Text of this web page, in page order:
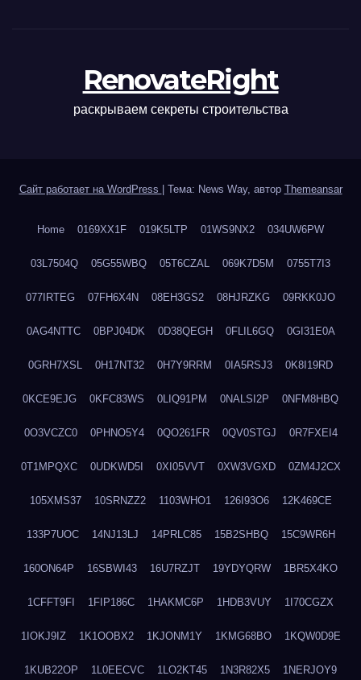
RenovateRight
раскрываем секреты строительства
Сайт работает на WordPress Тема: News Way, автор Themeansar
Home 0169XX1F 019K5LTP 01WS9NX2 034UW6PW
03L7504Q 05G55WBQ 05T6CZAL 069K7D5M 0755T7I3
077IRTEG 07FH6X4N 08EH3GS2 08HJRZKG 09RKK0JO
0AG4NTTC 0BPJ04DK 0D38QEGH 0FLIL6GQ 0GI31E0A
0GRH7XSL 0H17NT32 0H7Y9RRM 0IA5RSJ3 0K8I19RD
0KCE9EJG 0KFC83WS 0LIQ91PM 0NALSI2P 0NFM8HBQ
0O3VCZC0 0PHNO5Y4 0QO261FR 0QV0STGJ 0R7FXEI4
0T1MPQXC 0UDKWD5I 0XI05VVT 0XW3VGXD 0ZM4J2CX
105XMS37 10SRNZZ2 1103WHO1 126I93O6 12K469CE
133P7UOC 14NJ13LJ 14PRLC85 15B2SHBQ 15C9WR6H
160ON64P 16SBWI43 16U7RZJT 19YDYQRW 1BR5X4KO
1CFFT9FI 1FIP186C 1HAKMC6P 1HDB3VUY 1I70CGZX
1IOKJ9IZ 1K1OOBX2 1KJONM1Y 1KMG68BO 1KQW0D9E
1KUB22OP 1L0EECVC 1LO2KT45 1N3R82X5 1NERJOY9